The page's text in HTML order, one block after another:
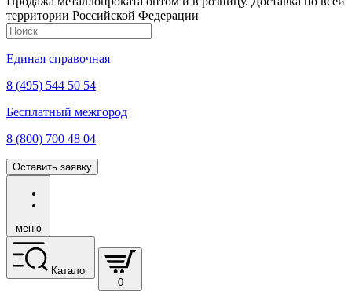
территории Российской Федерации
Единая справочная
8 (495) 544 50 54
Бесплатный межгород
8 (800) 700 48 04
Оставить заявку
меню
Каталог
0